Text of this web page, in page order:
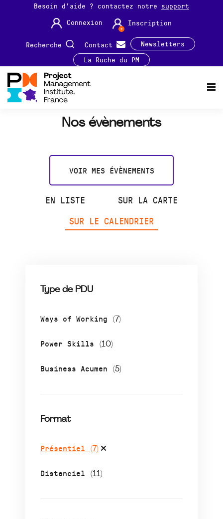
Besoin d'aide ? contactez notre support
Connexion
Inscription
Recherche Contact
Newsletters
La Ruche du PM
Nos évènements
VOIR MES ÉVÈNEMENTS
EN LISTE
SUR LA CARTE
SUR LE CALENDRIER
Type de PDU
Ways of Working (7)
Power Skills (10)
Business Acumen (5)
Format
Présentiel (7)
Distanciel (11)